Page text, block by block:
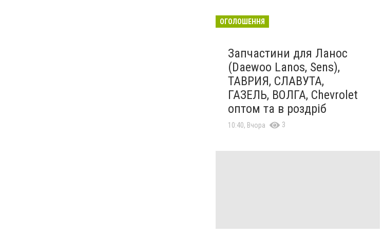
ОГОЛОШЕННЯ
Запчастини для Ланос
(Daewoo Lanos, Sens),
ТАВРИЯ, СЛАВУТА,
ГАЗЕЛЬ, ВОЛГА, Chevrolet
оптом та в роздріб
10:40, Вчора 3